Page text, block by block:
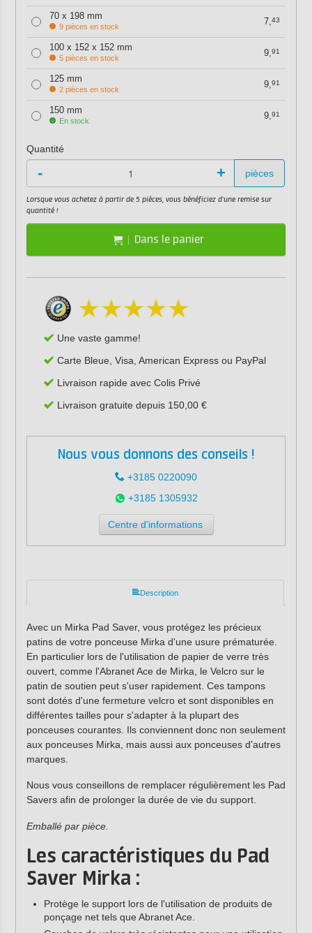
70 x 198 mm
9 pièces en stock 7,43
100 x 152 x 152 mm
5 pièces en stock 9,91
125 mm
2 pièces en stock 9,91
150 mm
En stock 9,91
Quantité
- + pièces
Lorsque vous achetez à partir de 5 pièces, vous bénéficiez d'une remise sur
quantité !
Dans le panier
Une vaste gamme!
Carte Bleue, Visa, American Express ou PayPal
Livraison rapide avec Colis Privé
Livraison gratuite depuis 150,00 €
Nous vous donnons des conseils !
+3185 0220090
+3185 1305932
Centre d'informations
Description
Avec un Mirka Pad Saver, vous protégez les précieux
patins de votre ponceuse Mirka d'une usure prématurée.
En particulier lors de l'utilisation de papier de verre très
ouvert, comme l'Abranet Ace de Mirka, le Velcro sur le
patin de soutien peut s'user rapidement. Ces tampons
sont dotés d'une fermeture velcro et sont disponibles en
différentes tailles pour s'adapter à la plupart des
ponceuses courantes. Ils conviennent donc non seulement
aux ponceuses Mirka, mais aussi aux ponceuses d'autres
marques.
Nous vous conseillons de remplacer régulièrement les Pad
Savers afin de prolonger la durée de vie du support.
Emballé par pièce.
Les caractéristiques du Pad
Saver Mirka :
Protège le support lors de l'utilisation de produits de
ponçage net tels que Abranet Ace.